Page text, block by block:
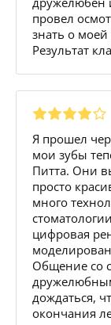
провел
знать о
Результат
Я прошел
мои зубы
Питта. Они
просто
много
цифровая
Общение со
дождаться,
окончания